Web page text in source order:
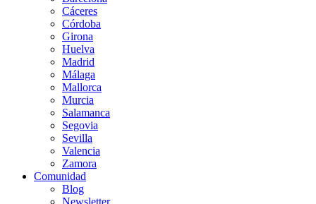
Cáceres
Córdoba
Girona
Huelva
Madrid
Málaga
Mallorca
Murcia
Salamanca
Segovia
Sevilla
Valencia
Zamora
Comunidad
Blog
Newsletter